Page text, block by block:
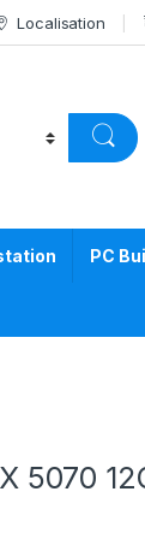
Localisation
PC
5070